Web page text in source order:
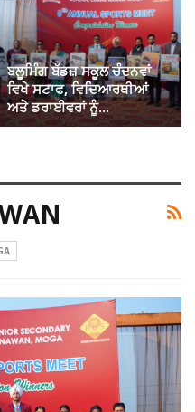
ਬਲੂਮਿੰਗ ਬੱਡਜ਼ ਸਕੂਲ ਚੰਦਨਵਾਂ
ਵਿਖੇ ਸਟਾਫ, ਵਿਦਿਆਰਥੀਆਂ
ਅਤੇ ਡਰਾਈਵਰਾਂ ਨੂੰ…